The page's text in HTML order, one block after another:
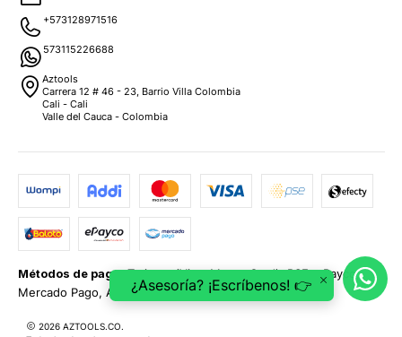
+573128971516
573115226688
Aztools
Carrera 12 # 46 - 23, Barrio Villa Colombia
Cali - Cali
Valle del Cauca - Colombia
Métodos de pago:Tarjetas (Visa, MasterCard), PSE, ePayco,
Mercado Pago, Addi y Sistecrédito.
2026 AZTOOLS.CO.
¿Asesoría? ¡Escríbenos! 👉